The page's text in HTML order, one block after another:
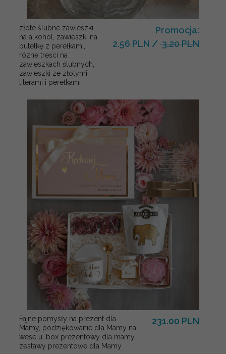
złote ślubne zawieszki
na alkohol, zawieszki na
butelkę z perełkami,
rózne treści na
zawieszkach ślubnych,
zawieszki ze złotymi
literami i perełkami
Promocja:
2.56 PLN / 3.20 PLN
Fajne pomysły na prezent dla
Mamy, podziękowanie dla Mamy na
weselu, box prezentowy dla mamy,
zestawy prezentowe dla Mamy
231.00 PLN